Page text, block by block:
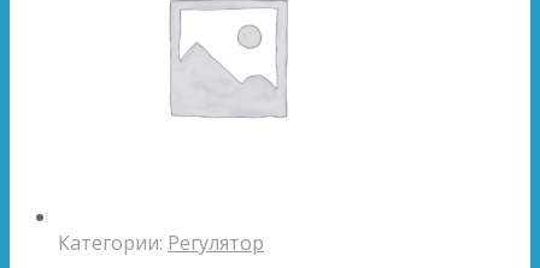
Категории: Регулятор